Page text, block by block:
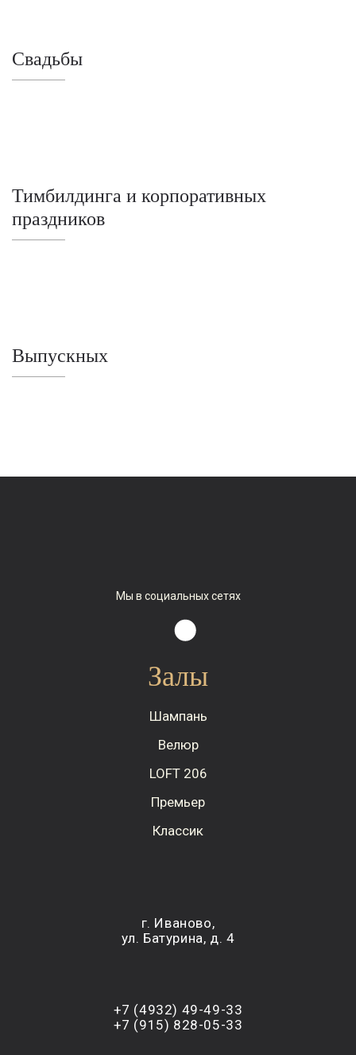
Свадьбы
Тимбилдинга и корпоративных
праздников
Выпускных
Залы
Шампань
Велюр
LOFT 206
Премьер
Классик
Мы в социальных сетях
г. Иваново,
ул. Батурина, д. 4
+7 (4932) 49-49-33
+7 (915) 828-05-33